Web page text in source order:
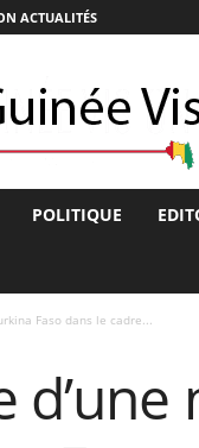
ACTUALITÉS
POLITIQUE
Faso dans le cadre...